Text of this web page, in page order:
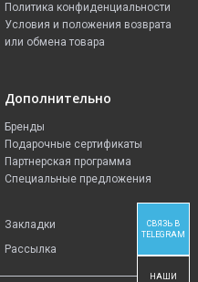
Политика конфиденциальности
Условия и положения возврата
или обмена товара
Дополнительно
Бренды
Подарочные сертификаты
Партнерская программа
Специальные предложения
Закладки
Рассылка
СВЯЗЬ В
TELEGRAM
НАШИ